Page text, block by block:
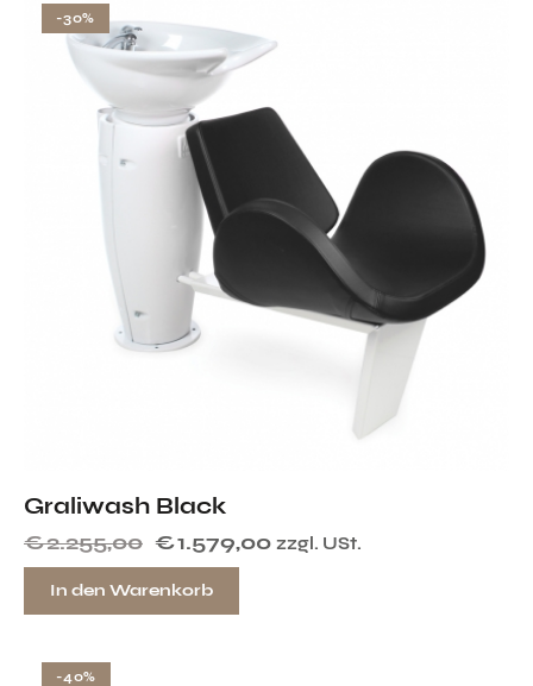
-30%
Graliwash Black
€2.255,00 €1.579,00 zzgl. USt.
In den Warenkorb
-40%